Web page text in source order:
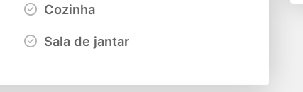
Cozinha
Sala de jantar